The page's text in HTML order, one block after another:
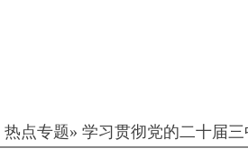
热点专题» 学习贯彻党的二十届